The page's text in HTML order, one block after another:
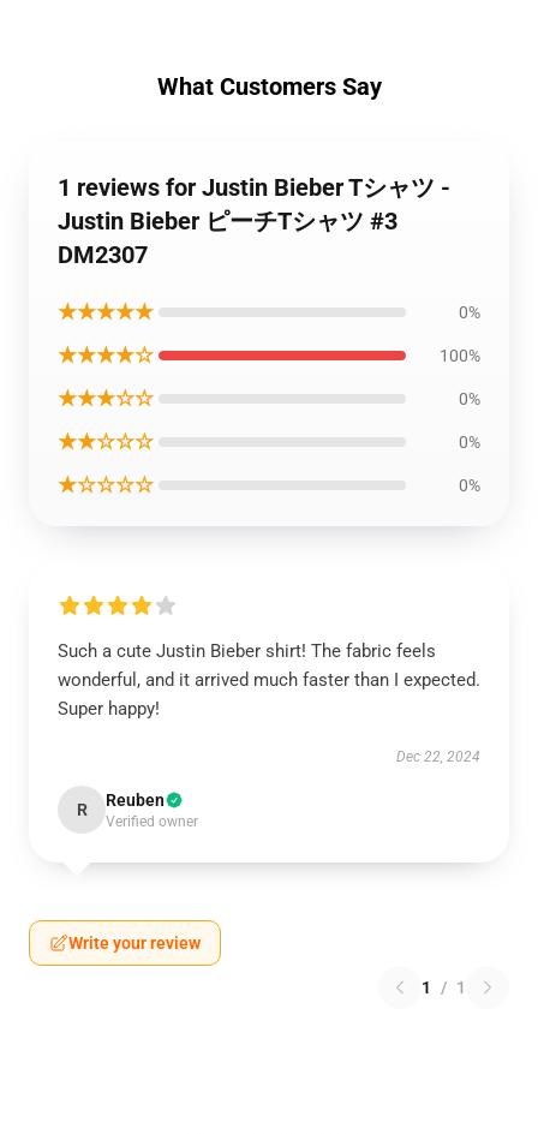
What Customers Say
1 reviews for Justin Bieber Tシャツ -
Justin Bieber ピーチTシャツ #3
DM2307
★★★★★ 0%
★★★★☆ 100%
★★★☆☆ 0%
★★☆☆☆ 0%
★☆☆☆☆ 0%
Such a cute Justin Bieber shirt! The fabric feels
wonderful, and it arrived much faster than I expected.
Super happy!
Dec 22, 2024
R Reuben
Verified owner
Write your review
1 / 1